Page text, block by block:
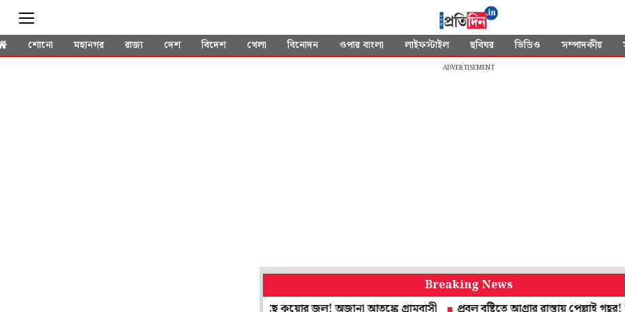
শোনো মহানগর রাজ্য দেশ বিদেশ খেলা বিনোদন ওপার বাংলা লাইফস্টাইল ছবিঘর ভিডিও সম্পাদকীয়
ADVERTISEMENT
Breaking News